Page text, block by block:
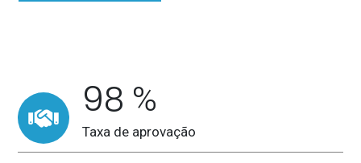
98 %
Taxa de aprovação